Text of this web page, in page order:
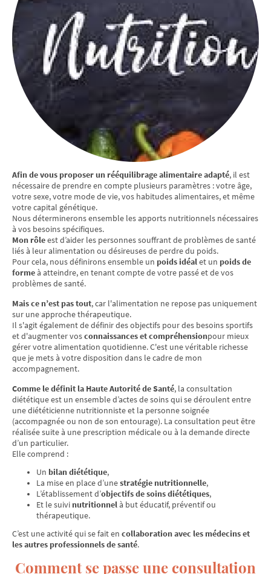
Afin de vous proposer un rééquilibrage alimentaire adapté, il est
nécessaire de prendre en compte plusieurs paramètres : votre âge,
votre sexe, votre mode de vie, vos habitudes alimentaires, et même
votre capital génétique.
Nous déterminerons ensemble les apports nutritionnels nécessaires
à vos besoins spécifiques.
Mon rôleest d’aider les personnes souffrant de problèmes de santé
liés à leur alimentation ou désireuses de perdre du poids.
Pour cela, nous définirons ensemble un poids idéalet un poids de
formeà atteindre, en tenant compte de votre passé et de vos
problèmes de santé.
Mais ce n’est pas tout, car l'alimentation ne repose pas uniquement
sur une approche thérapeutique.
Il s'agit également de définir des objectifs pour des besoins sportifs
et d'augmenter vosconnaissances et compréhensionpour mieux
gérer votre alimentation quotidienne. C'est une véritable richesse
que je mets à votre disposition dans le cadre de mon
accompagnement.
Comme le définit la Haute Autorité de Santé, la consultation
diététique est un ensemble d’actes de soins qui se déroulent entre
une diététicienne nutritionniste et la personne soignée
(accompagnée ou non de son entourage). La consultation peut être
réalisée suite à une prescription médicale ou à la demande directe
d’un particulier.
Elle comprend :
Un bilan diététique,
La mise en place d’unestratégie nutritionnelle,
L’établissement d’objectifs de soins diététiques,
Et le suivi nutritionnelà but éducatif, préventif ou
thérapeutique.
C’est une activité qui se fait en collaboration avec les médecins et
les autres professionnels de santé.
Comment se passe une consultation